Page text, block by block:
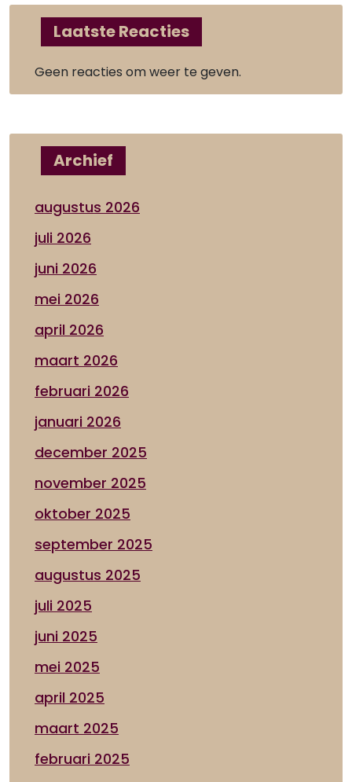
Laatste Reacties
Geen reacties om weer te geven.
Archief
augustus 2026
juli 2026
juni 2026
mei 2026
april 2026
maart 2026
februari 2026
januari 2026
december 2025
november 2025
oktober 2025
september 2025
augustus 2025
juli 2025
juni 2025
mei 2025
april 2025
maart 2025
februari 2025